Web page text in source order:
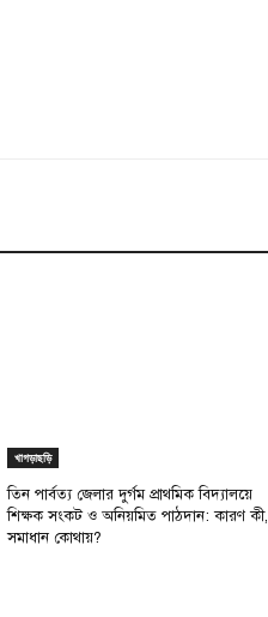
খাগড়াছড়ি
তিন পার্বত্য জেলার দুর্গম প্রাথমিক বিদ্যালয়ে
শিক্ষক সংকট ও অনিয়মিত পাঠদান: কারণ কী,
সমাধান কোথায়?